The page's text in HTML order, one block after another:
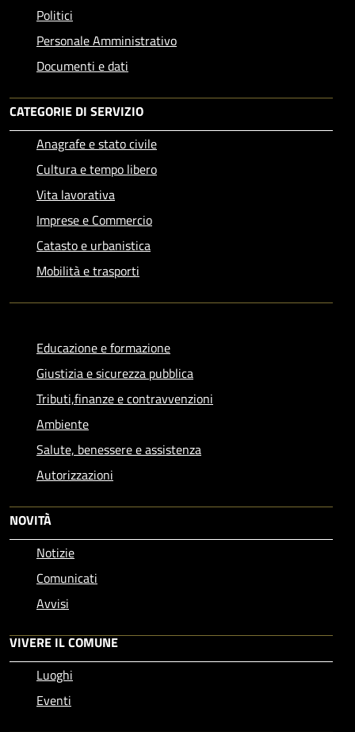
Politici
Personale Amministrativo
Documenti e dati
CATEGORIE DI SERVIZIO
Anagrafe e stato civile
Cultura e tempo libero
Vita lavorativa
Imprese e Commercio
Catasto e urbanistica
Mobilità e trasporti
Educazione e formazione
Giustizia e sicurezza pubblica
Tributi,finanze e contravvenzioni
Ambiente
Salute, benessere e assistenza
Autorizzazioni
NOVITÀ
Notizie
Comunicati
Avvisi
VIVERE IL COMUNE
Luoghi
Eventi